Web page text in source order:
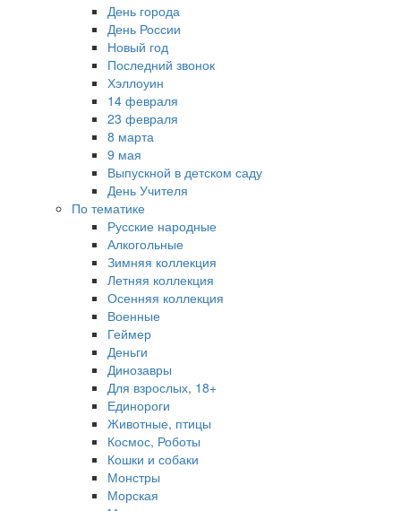
День города
День России
Новый год
Последний звонок
Хэллоуин
14 февраля
23 февраля
8 марта
9 мая
Выпускной в детском саду
День Учителя
По тематике
Русские народные
Алкогольные
Зимняя коллекция
Летняя коллекция
Осенняя коллекция
Военные
Геймер
Деньги
Динозавры
Для взрослых, 18+
Единороги
Животные, птицы
Космос, Роботы
Кошки и собаки
Монстры
Морская